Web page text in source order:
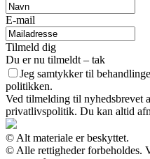
E-mail
Tilmeld dig
Du er nu tilmeldt – tak
Jeg samtykker til
politikken.
Ved tilmelding til nyhedsbrevet
privatlivspolitik. Du kan altid
© Alt materiale er beskyttet.
© Alle rettigheder forbeholdes.